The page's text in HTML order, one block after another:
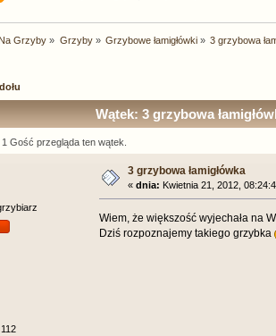
Grzyby » Grzyby» Grzybowe łamigłówki» 3 grzybowa
Wątek: 3 grzybowa
Gość przegląda ten wątek.
3 grzybowa łamigłówka
« dnia: Kwietnia 21, 2012,
Wiem, że większość wyjechała na
Dziś rozpoznajemy takiego grzybka